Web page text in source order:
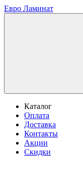
Евро Ламинат
Каталог
Оплата
Доставка
Контакты
Акции
Скидки